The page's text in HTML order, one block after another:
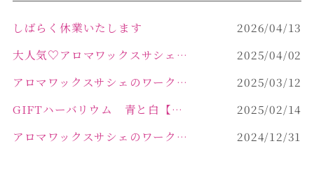
しばらく休業いたします
2026/04/13
大人気♡アロマワックスサシェ作り
2025/04/02
アロマワックスサシェのワークショップinPOLA中込原店 VOL.2
2025/03/12
GIFTハーバリウム 青と白【佐久市 ハーバリウム ギフト】
2025/02/14
アロマワックスサシェのワークショップinPOLA中込原店ご報告【佐久市 キャンドル サシェ】
2024/12/31